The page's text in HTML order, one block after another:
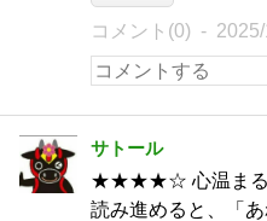
コメント(0)
サトール
★★★★☆ 心温まる
読み進めると、「